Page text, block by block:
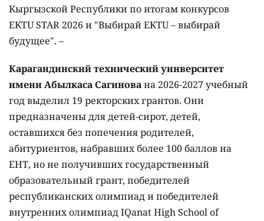
Кыргызской Республики по итогам конкурсов
EKTU STAR 2026 и "Выбирай EKTU – выбирай
будущее". –
Карагандинский технический университет
имени Абылкаса Сагинована 2026-2027 учебный
год выделил 19 ректорских грантов. Они
предназначены для детей-сирот, детей,
оставшихся без попечения родителей,
абитуриентов, набравших более 100 баллов на
ЕНТ, но не получивших государственный
образовательный грант, победителей
республиканских олимпиад и победителей
внутренних олимпиад IQanat High School of